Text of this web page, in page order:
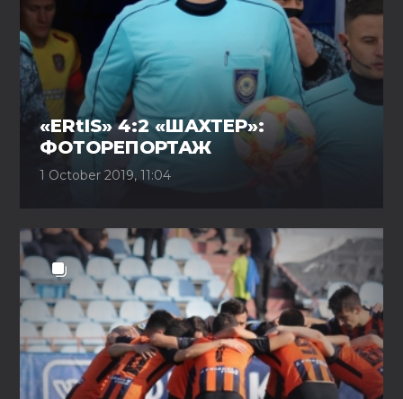
«ERtIS» 4:2 «ШАХТЕР»:
ФОТОРЕПОРТАЖ
1 October 2019, 11:04